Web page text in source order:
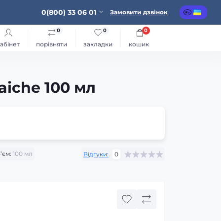
0(800) 33 06 01 Замовити дзвінок
порівняти
0
закладки
0
кошик
0
100 мл
100 мл
Відгуки: 0